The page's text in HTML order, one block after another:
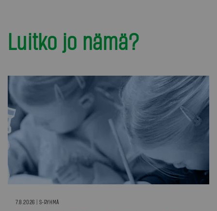
Luitko jo nämä?
7.8.2026 | S-RYHMÄ